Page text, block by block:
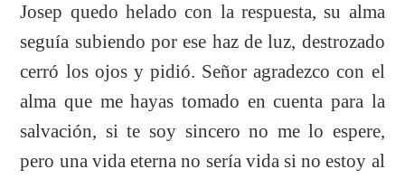
Josep quedo helado con la respuesta, su alma
seguía subiendo por ese haz de luz, destrozado
cerró los ojos y pidió. Señor agradezco con el
alma que me hayas tomado en cuenta para la
salvación, si te soy sincero no me lo espere,
pero una vida eterna no sería vida si no estoy al